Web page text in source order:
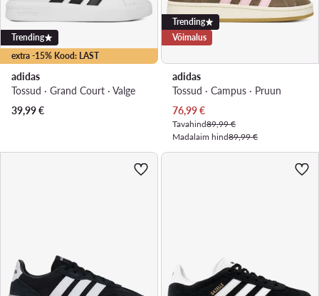
extra -15% Kood: LAST
Trending
adidas
Tossud · Grand Court · Valge
39,99€
Trending
Võimalus
adidas
Tossud · Campus · Pruun
Praegune hind
76,99€
Tavahind89,99 €
Madalaim hind89,99 €